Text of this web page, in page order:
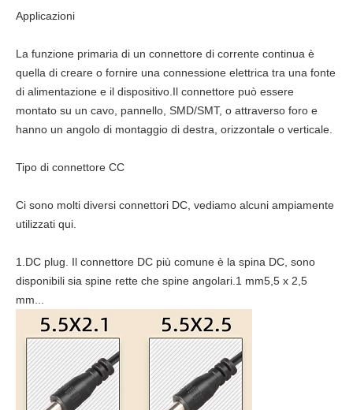
Applicazioni
La funzione primaria di un connettore di corrente continua è
quella di creare o fornire una connessione elettrica tra una fonte
di alimentazione e il dispositivo.Il connettore può essere
montato su un cavo, pannello, SMD/SMT, o attraverso foro e
hanno un angolo di montaggio di destra, orizzontale o verticale.
Tipo di connettore CC
Ci sono molti diversi connettori DC, vediamo alcuni ampiamente
utilizzati qui.
1.DC plug. Il connettore DC più comune è la spina DC, sono
disponibili sia spine rette che spine angolari.1 mm5,5 x 2,5
mm...